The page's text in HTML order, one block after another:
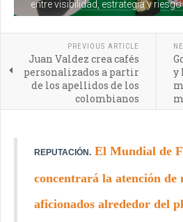
entre visibilidad, estrategia y
PREVIOUS ARTICLE
Juan Valdez crea cafés
personalizados a partir
de los apellidos de los
colombianos
y
REPUTACIÓN. El Mundial de
concentrará la atención de
aficionados alrededor del